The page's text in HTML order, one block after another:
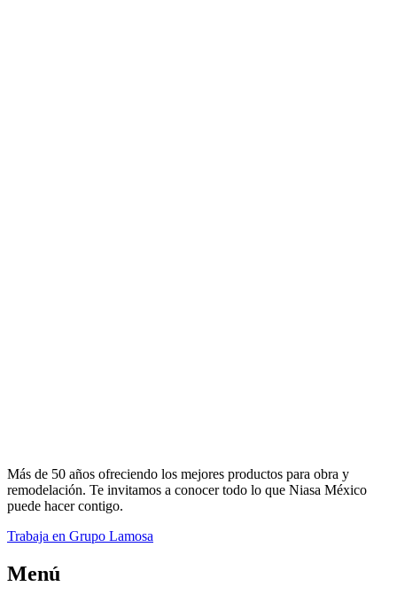
Más de 50 años ofreciendo los mejores productos para obra y
remodelación. Te invitamos a conocer todo lo que Niasa México
puede hacer contigo.
Trabaja en Grupo Lamosa
Menú